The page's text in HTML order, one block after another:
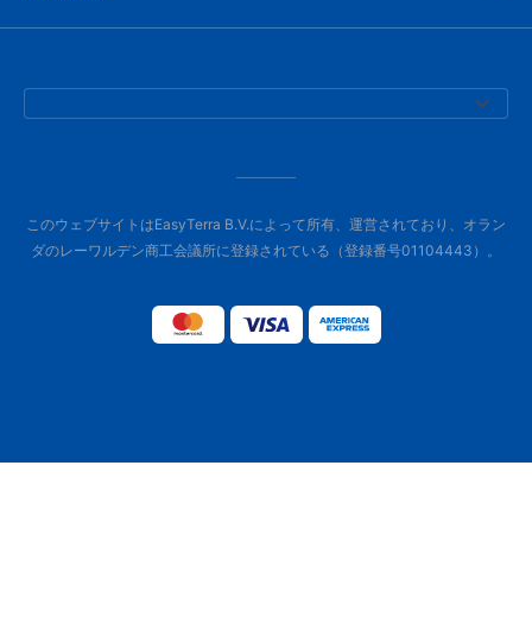
このウェブサイトはEasyTerra B.V.によって所有、運営されており、オラン
ダのレーワルデン商工会議所に登録されている（登録番号01104443）。